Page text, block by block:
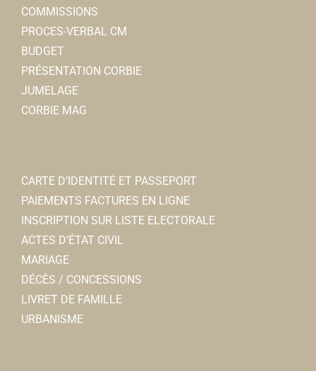
COMMISSIONS
PROCES-VERBAL CM
BUDGET
PRÉSENTATION CORBIE
JUMELAGE
CORBIE MAG
CARTE D’IDENTITÉ ET PASSEPORT
PAIEMENTS FACTURES EN LIGNE
INSCRIPTION SUR LISTE ELECTORALE
ACTES D’ÉTAT CIVIL
MARIAGE
DÉCÈS / CONCESSIONS
LIVRET DE FAMILLE
URBANISME